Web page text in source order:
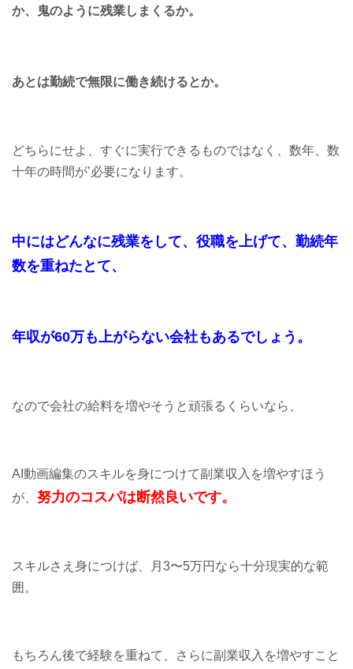
か、鬼のように残業しまくるか。
あとは勤続で無限に働き続けるとか。
どちらにせよ、すぐに実行できるものではなく、数年、数
十年の時間が’必要になります。
中にはどんなに残業をして、役職を上げて、勤続年
数を重ねたとて、
年収が60万も上がらない会社もあるでしょう。
なので会社の給料を増やそうと頑張るくらいなら、
AI動画編集のスキルを身につけて副業収入を増やすほう
が、努力のコスパは断然良いです。
スキルさえ身につけば、月3〜5万円なら十分現実的な範
囲。
もちろん後で経験を重ねて、さらに副業収入を増やすこと